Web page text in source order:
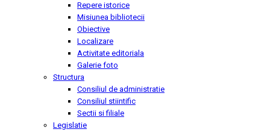
Repere istorice
Misiunea bibliotecii
Obiective
Localizare
Activitate editoriala
Galerie foto
Structura
Consiliul de administratie
Consiliul stiintific
Sectii si filiale
Legislatie